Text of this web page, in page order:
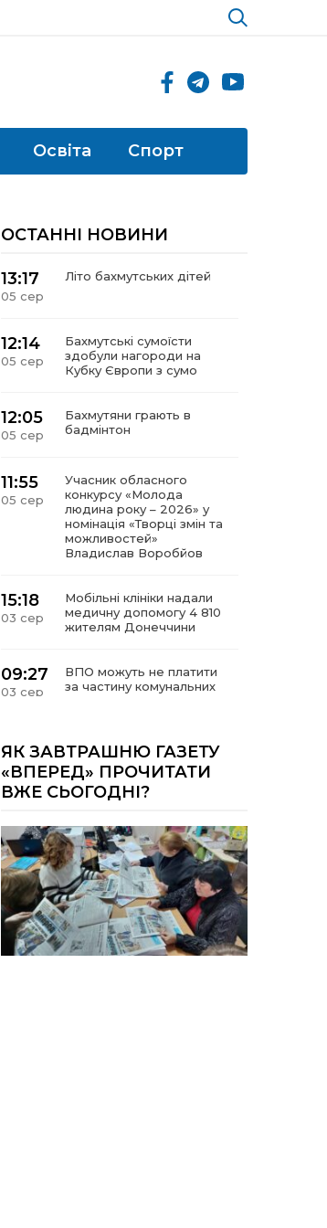
Освіта Спорт
ОСТАННІ НОВИНИ
13:17
05 сер
Літо бахмутських дітей
12:14
05 сер
Бахмутські сумоїсти
здобули нагороди на
Кубку Європи з сумо
12:05
05 сер
Бахмутяни грають в
бадмінтон
11:55
05 сер
Учасник обласного
конкурсу «Молода
людина року – 2026» у
номінація «Творці змін та
можливостей»
Владислав Воробйов
15:18
03 сер
Мобільні клініки надали
медичну допомогу 4 810
жителям Донеччини
09:27
03 сер
ВПО можуть не платити
за частину комунальних
14:12
01 сер
Досі ВПО? Юристка
розповіла, коли
переселенці втрачають
виплати та статус
внутрішньо переміщеної
14:04
01 сер
Учасниця обласного
конкурсу «Молода
людина року – 2026» у
номінації «Пульс життя»
Аліна Кулик
ЯК ЗАВТРАШНЮ ГАЗЕТУ
«ВПЕРЕД» ПРОЧИТАТИ
ВЖЕ СЬОГОДНІ?